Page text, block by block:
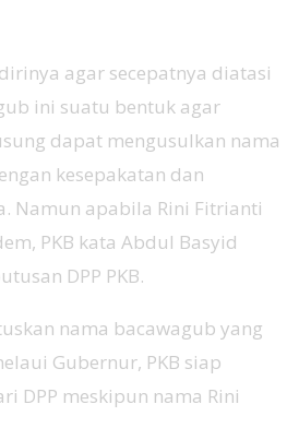
agar secepatnya diatasi
ini suatu bentuk agar
dapat mengusulkan nama
kesepakatan dan
Namun apabila Rini Fitrianti
PKB kata Abdul Basyid
DPP PKB.
nama bacawagub yang
Gubernur, PKB siap
DPP meskipun nama Rini